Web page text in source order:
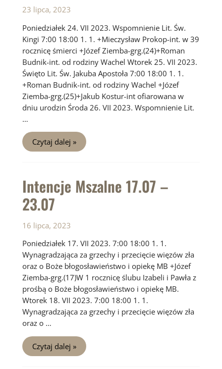
23 lipca, 2023
Poniedziałek 24. VII 2023. Wspomnienie Lit. Św.
Kingi 7:00 18:00 1. 1. +Mieczysław Prokop-int. w 39
rocznicę śmierci +Józef Ziemba-grg.(24)+Roman
Budnik-int. od rodziny Wachel Wtorek 25. VII 2023.
Święto Lit. Św. Jakuba Apostoła 7:00 18:00 1. 1.
+Roman Budnik-int. od rodziny Wachel +Józef
Ziemba-grg.(25)+Jakub Kostur-int ofiarowana w
dniu urodzin Środa 26. VII 2023. Wspomnienie Lit.
…
Intencje
Mszalne
24.07
Czytaj dalej »
Intencje Mszalne 17.07 –
23.07
16 lipca, 2023
Poniedziałek 17. VII 2023. 7:00 18:00 1. 1.
Wynagradzająca za grzechy i przecięcie więzów zła
oraz o Boże błogosławieństwo i opiekę MB +Józef
Ziemba-grg.(17)W 1 rocznicę ślubu Izabeli i Pawła z
prośbą o Boże błogosławieństwo i opiekę MB.
Wtorek 18. VII 2023. 7:00 18:00 1. 1.
Wynagradzająca za grzechy i przecięcie więzów zła
oraz o …
Intencje
Mszalne
17.07
Czytaj dalej »